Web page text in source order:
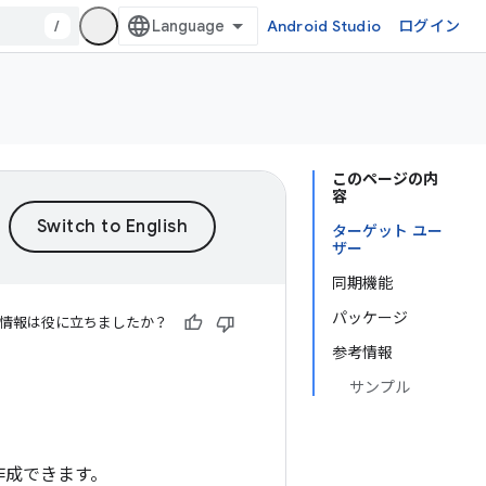
/ Android Studio ログイン
このページの内
容
ターゲット ユー
ザー
同期機能
パッケージ
参考情報
サンプル
報は役に立ちましたか？
できます。